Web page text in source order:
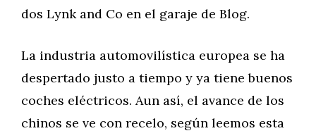
dos Lynk and Co en el garaje de Blog.
La industria automovilística europea se ha
despertado justo a tiempo y ya tiene buenos
coches eléctricos. Aun así, el avance de los
chinos se ve con recelo, según leemos esta